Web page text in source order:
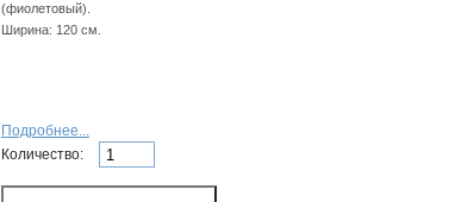
(фиолетовый).
Ширина: 120 см.
Подробнее...
Количество: